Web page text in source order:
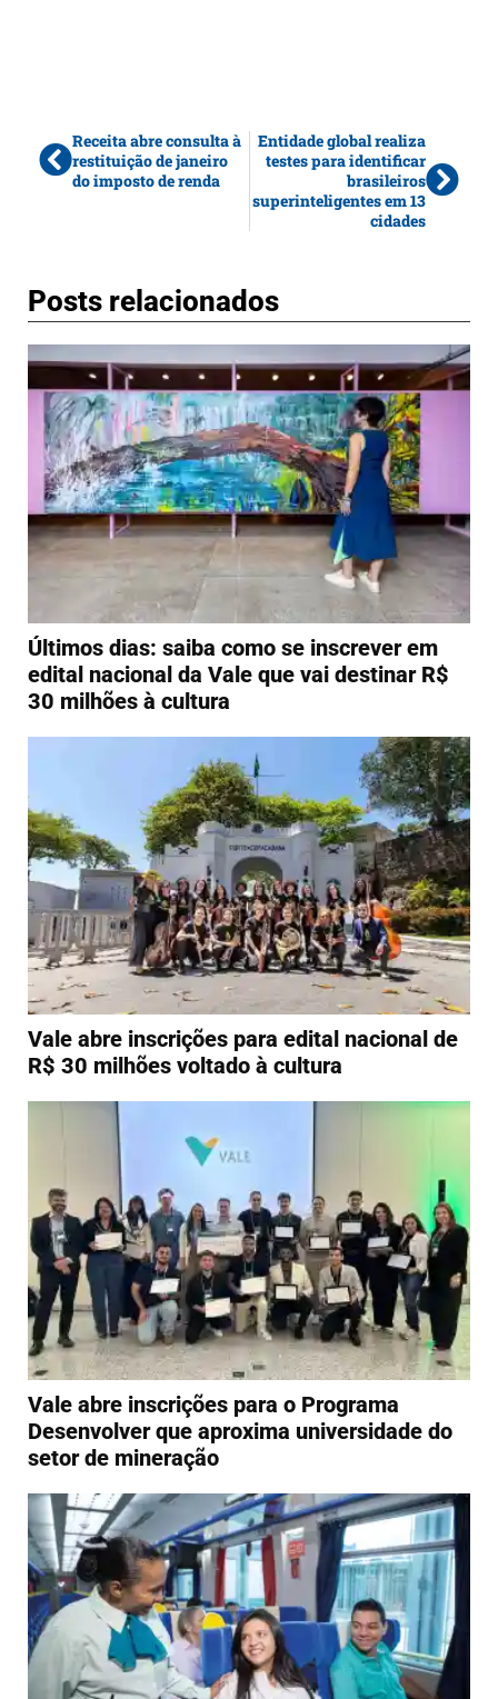
Receita abre consulta à
restituição de janeiro
do imposto de renda
Entidade global realiza
testes para identificar
brasileiros
superinteligentes em 13
cidades
Posts relacionados
Últimos dias: saiba como se inscrever em
edital nacional da Vale que vai destinar R$
30 milhões à cultura
Vale abre inscrições para edital nacional de
R$ 30 milhões voltado à cultura
Vale abre inscrições para o Programa
Desenvolver que aproxima universidade do
setor de mineração